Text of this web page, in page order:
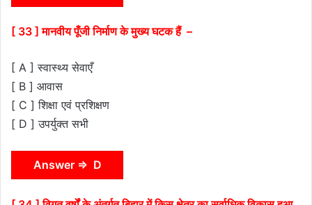
[ 33 ] मानवीय पूँजी निर्माण के मुख्य घटक हैं –
[ A ] स्वास्थ्य सेवाएँ
[ B ] आवास
[ C ] शिक्षा एवं प्रशिक्षण
[ D ] उपर्युक्त सभी
Answer ⇒ D